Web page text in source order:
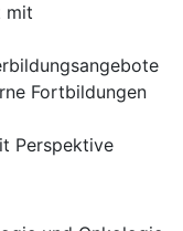
mit
Fortbildungen
Perspektive